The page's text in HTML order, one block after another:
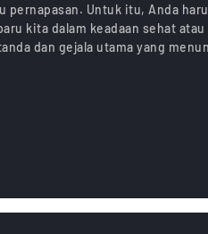
pernapasan. Untuk itu, Anda
kita dalam keadaan sehat
dan gejala utama yang